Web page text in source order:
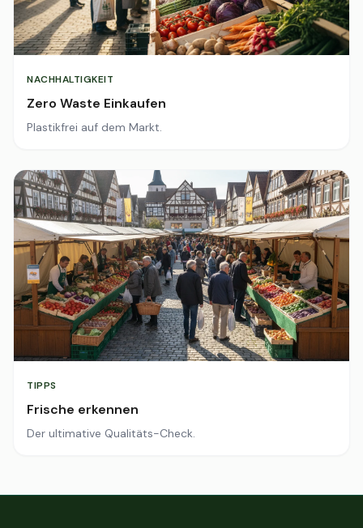
NACHHALTIGKEIT
Zero Waste Einkaufen
Plastikfrei auf dem Markt.
TIPPS
Frische erkennen
Der ultimative Qualitäts-Check.